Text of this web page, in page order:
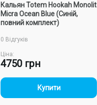
Кальян Totem Hookah Monolit
Micra Ocean Blue (Синій,
повний комплект)
0 Відгуків
Ціна:
4750 грн
- +
Купити